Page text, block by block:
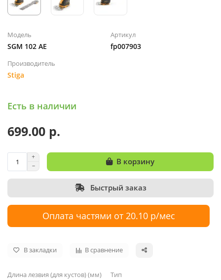
Модель
SGM 102 AE
Артикул
fp007903
Производитель
Stiga
Есть в наличии
699.00 р.
В корзину
Быстрый заказ
Оплата частями от 20.10 р/мес
В закладки В сравнение
Длина лезвия (для кустов) (мм) Тип